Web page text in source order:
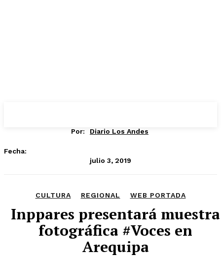
Por: Diario Los Andes
Fecha:
julio 3, 2019
CULTURA REGIONAL WEB PORTADA
Inppares presentará muestra
fotográfica #Voces en
Arequipa